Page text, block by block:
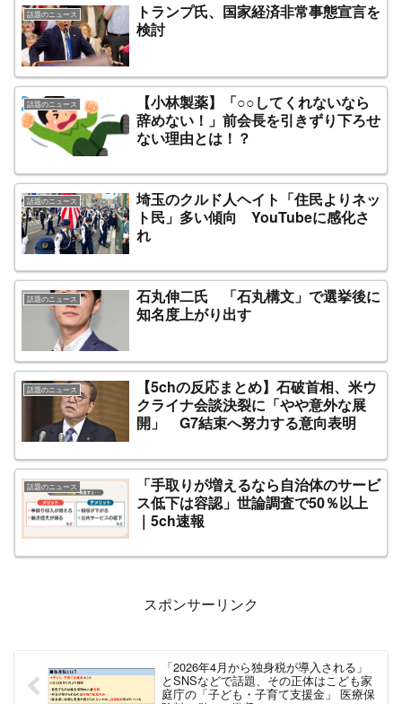
話題のニュース
トランプ氏、国家経済非常事態宣言を
検討
話題のニュース
【小林製薬】「○○してくれないなら
辞めない！」前会長を引きずり下ろせ
ない理由とは！？
話題のニュース
埼玉のクルド人ヘイト「住民よりネッ
ト民」多い傾向 YouTubeに感化さ
れ
話題のニュース
石丸伸二氏 「石丸構文」で選挙後に
知名度上がり出す
話題のニュース
【5chの反応まとめ】石破首相、米ウ
クライナ会談決裂に「やや意外な展
開」 G7結束へ努力する意向表明
話題のニュース
「手取りが増えるなら自治体のサービ
ス低下は容認」世論調査で50％以上
｜5ch速報
スポンサーリンク
「2026年4月から独身税が導入される」
とSNSなどで話題、その正体はこども家
庭庁の「子ども・子育て支援金」 医療保